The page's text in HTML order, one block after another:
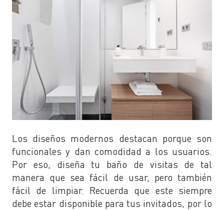
Los diseños modernos destacan porque son
funcionales y dan comodidad a los usuarios.
Por eso, diseña tu baño de visitas de tal
manera que sea fácil de usar, pero también
fácil de limpiar. Recuerda que este siempre
debe estar disponible para tus invitados, por lo